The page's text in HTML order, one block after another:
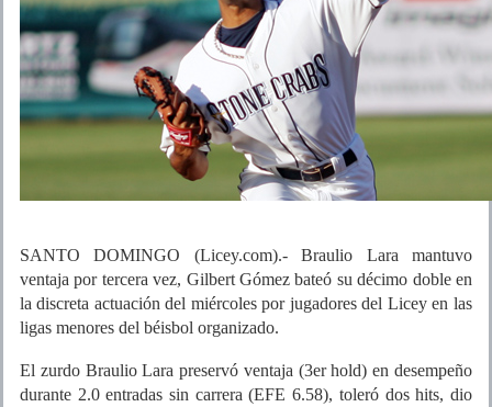
SANTO DOMINGO (Licey.com).- Braulio Lara mantuvo
ventaja por tercera vez, Gilbert Gómez bateó su décimo doble en
la discreta actuación del miércoles por jugadores del Licey en las
ligas menores del béisbol organizado.
El zurdo Braulio Lara preservó ventaja (3er hold) en desempeño
durante 2.0 entradas sin carrera (EFE 6.58), toleró dos hits, dio